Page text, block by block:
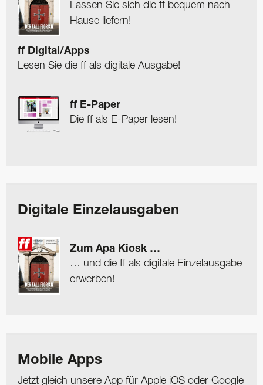
Lassen Sie sich die ff bequem nach
Hause liefern!
ff Digital/Apps
Lesen Sie die ff als digitale Ausgabe!
ff E-Paper
Die ff als E-Paper lesen!
Digitale Einzelausgaben
Zum Apa Kiosk …
… und die ff als digitale Einzelausgabe
erwerben!
Mobile Apps
Jetzt gleich unsere App für Apple iOS oder Google